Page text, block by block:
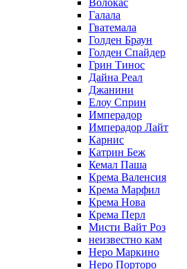
Волокас
Галала
Гватемала
Голден Браун
Голден Спайдер
Грин Тинос
Дайна Реал
Джанини
Елоу Сприн
Имперадор
Имперадор Лайт
Карнис
Катрин Беж
Кемал Паша
Крема Валенсия
Крема Марфил
Крема Нова
Крема Перл
Мисти Вайт Роз
неизвестно кам
Неро Маркино
Неро Порторо